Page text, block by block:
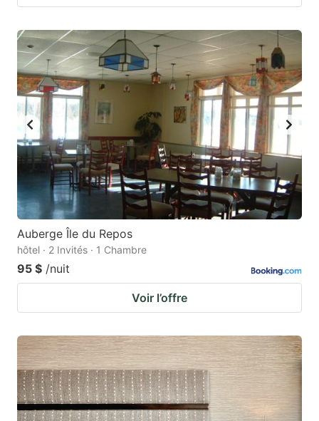
Auberge Île du Repos
hôtel · 2 Invités · 1 Chambre
95 $ /nuit
Voir l’offre